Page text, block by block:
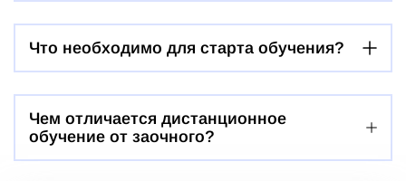
Что необходимо для старта обучения?
Чем отличается дистанционное
обучение от заочного?